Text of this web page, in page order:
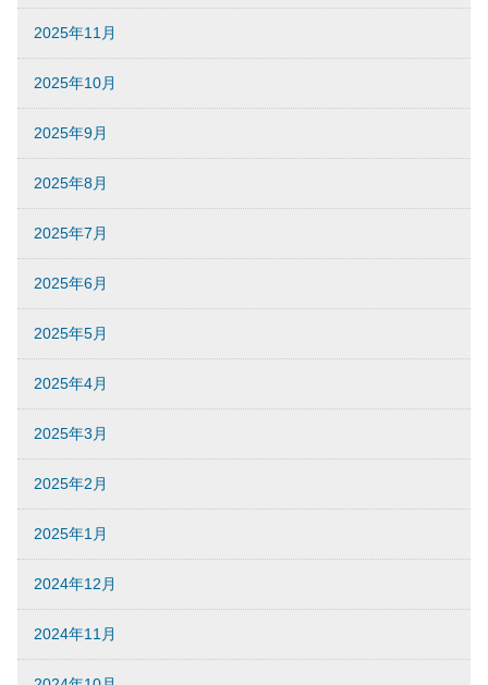
2025年11月
2025年10月
2025年9月
2025年8月
2025年7月
2025年6月
2025年5月
2025年4月
2025年3月
2025年2月
2025年1月
2024年12月
2024年11月